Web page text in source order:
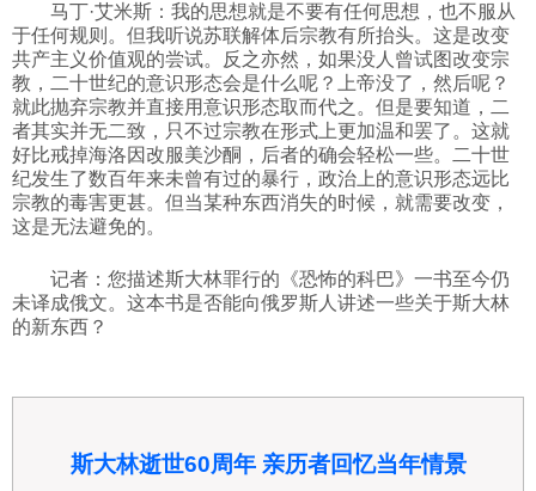
马丁·艾米斯：我的思想就是不要有任何思想，也不服从
于任何规则。但我听说苏联解体后宗教有所抬头。这是改变
共产主义价值观的尝试。反之亦然，如果没人曾试图改变宗
教，二十世纪的意识形态会是什么呢？上帝没了，然后呢？
就此抛弃宗教并直接用意识形态取而代之。但是要知道，二
者其实并无二致，只不过宗教在形式上更加温和罢了。这就
好比戒掉海洛因改服美沙酮，后者的确会轻松一些。二十世
纪发生了数百年来未曾有过的暴行，政治上的意识形态远比
宗教的毒害更甚。但当某种东西消失的时候，就需要改变，
这是无法避免的。
记者：您描述斯大林罪行的《恐怖的科巴》一书至今仍
未译成俄文。这本书是否能向俄罗斯人讲述一些关于斯大林
的新东西？
斯大林逝世60周年 亲历者回忆当年情景